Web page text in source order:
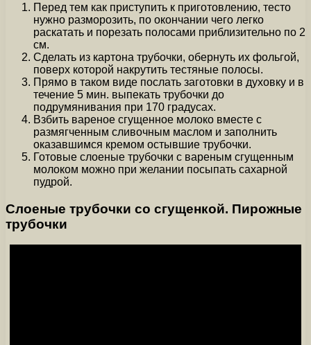
Перед тем как приступить к приготовлению, тесто
нужно разморозить, по окончании чего легко
раскатать и порезать полосами приблизительно по 2
см.
Сделать из картона трубочки, обернуть их фольгой,
поверх которой накрутить тестяные полосы.
Прямо в таком виде послать заготовки в духовку и в
течение 5 мин. выпекать трубочки до
подрумянивания при 170 градусах.
Взбить вареное сгущенное молоко вместе с
размягченным сливочным маслом и заполнить
оказавшимся кремом остывшие трубочки.
Готовые слоеные трубочки с вареным сгущенным
молоком можно при желании посыпать сахарной
пудрой.
Слоеные трубочки со сгущенкой. Пирожные
трубочки